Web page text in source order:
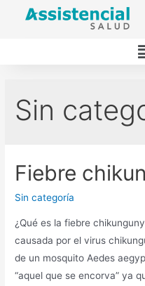
Sin
Fiebre
Sin categoría
¿Qué es la fiebre
causada por el virus
de un mosquito Aedes
“aquel que se encorva” ya